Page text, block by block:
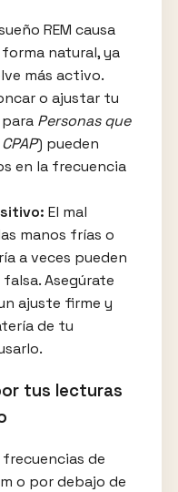
REM causa
natural, ya
más activo.
o ajustar tu
Personas que
) pueden
en la frecuencia
El mal
manos frías o
a veces pueden
Asegúrate
ajuste firme y
de tu
tus lecturas
de
o por debajo de